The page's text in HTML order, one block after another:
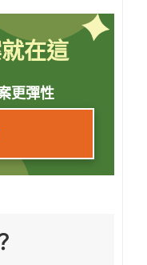
在這
更彈性